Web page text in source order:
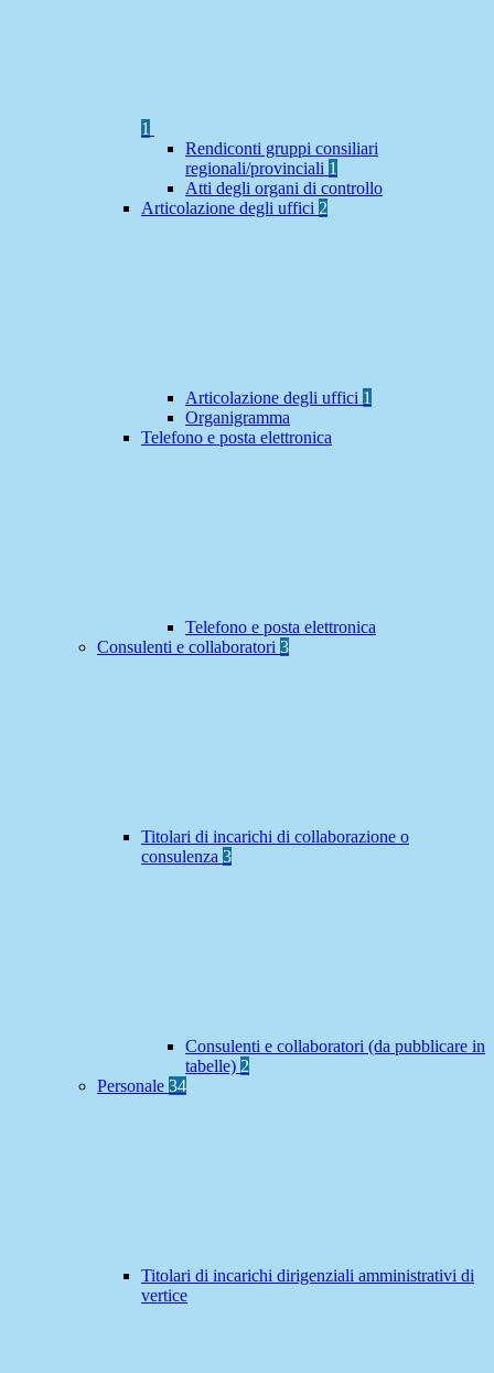
1
Rendiconti gruppi consiliari
regionali/provinciali 1
Atti degli organi di controllo
Articolazione degli uffici 2
Articolazione degli uffici 1
Organigramma
Telefono e posta elettronica
Telefono e posta elettronica
Consulenti e collaboratori 3
Titolari di incarichi di collaborazione o
consulenza 3
Consulenti e collaboratori (da pubblicare in
tabelle) 2
Personale 34
Titolari di incarichi dirigenziali amministrativi di
vertice